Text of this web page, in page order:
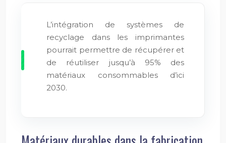
L’intégration de systèmes de
recyclage dans les imprimantes
pourrait permettre de récupérer et
de réutiliser jusqu’à 95% des
matériaux consommables d’ici
2030.